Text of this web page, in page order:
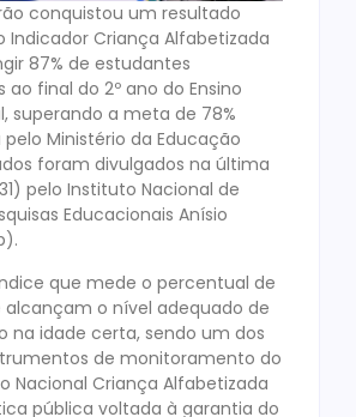
conquistou um resultado
Indicador Criança Alfabetizada
87% de estudantes
final do 2º ano do Ensino
superando a meta de 78%
Ministério da Educação
foram divulgados na última
pelo Instituto Nacional de
Educacionais Anísio
que mede o percentual de
alcançam o nível adequado de
na idade certa, sendo um dos
de monitoramento do
Nacional Criança Alfabetizada
pública voltada à garantia do